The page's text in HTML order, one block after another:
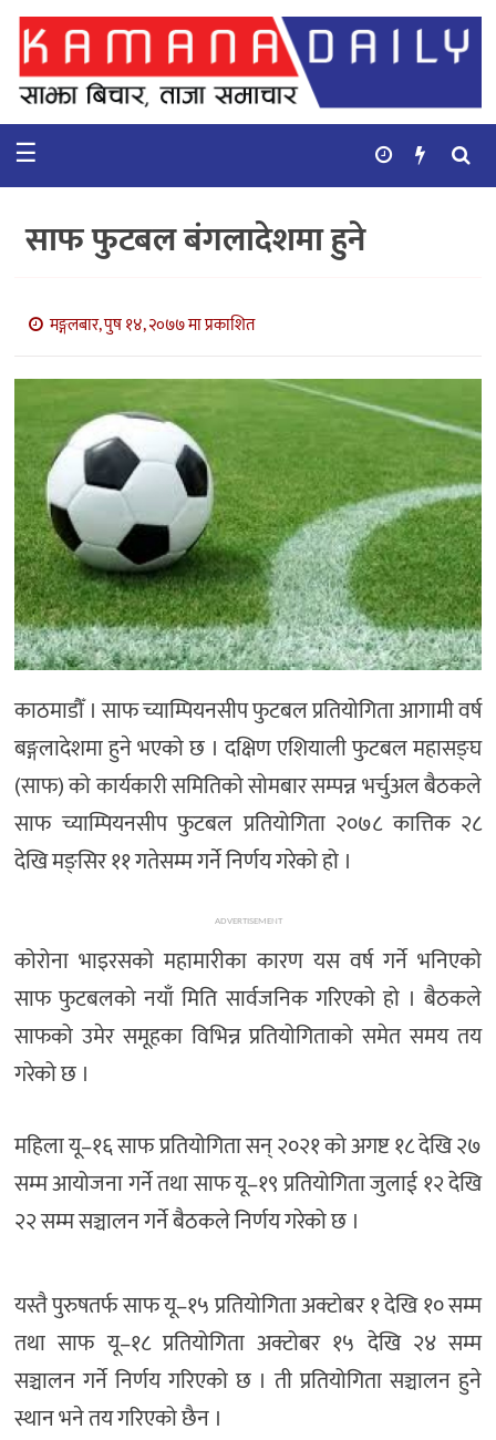
गृहपृष्ठ
समाचार
कुराकानी
अर्थ
र
भिडियो
सिफारिस
☰
साफ फुटबल बंगलादेशमा हुने
मङ्गलबार, पुष १४, २०७७ मा प्रकाशित
काठमाडौँ । साफ च्याम्पियनसीप फुटबल प्रतियोगिता आगामी वर्ष
बङ्गलादेशमा हुने भएको छ । दक्षिण एशियाली फुटबल महासङ्घ
(साफ) को कार्यकारी समितिको सोमबार सम्पन्न भर्चुअल बैठकले
साफ च्याम्पियनसीप फुटबल प्रतियोगिता २०७८ कात्तिक २८
देखि मङ्सिर ११ गतेसम्म गर्ने निर्णय गरेको हो ।
ADVERTISEMENT
कोरोना भाइरसको महामारीका कारण यस वर्ष गर्ने भनिएको
साफ फुटबलको नयाँ मिति सार्वजनिक गरिएको हो । बैठकले
साफको उमेर समूहका विभिन्न प्रतियोगिताको समेत समय तय
गरेको छ ।
महिला यू–१६ साफ प्रतियोगिता सन् २०२१ को अगष्ट १८ देखि २७
सम्म आयोजना गर्ने तथा साफ यू–१९ प्रतियोगिता जुलाई १२ देखि
२२ सम्म सञ्चालन गर्ने बैठकले निर्णय गरेको छ ।
यस्तै पुरुषतर्फ साफ यू–१५ प्रतियोगिता अक्टोबर १ देखि १० सम्म
तथा साफ यू–१८ प्रतियोगिता अक्टोबर १५ देखि २४ सम्म
सञ्चालन गर्ने निर्णय गरिएको छ । ती प्रतियोगिता सञ्चालन हुने
स्थान भने तय गरिएको छैन ।